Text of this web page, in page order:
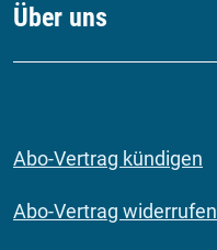
Über uns
Abo-Vertrag kündigen
Abo-Vertrag widerrufen